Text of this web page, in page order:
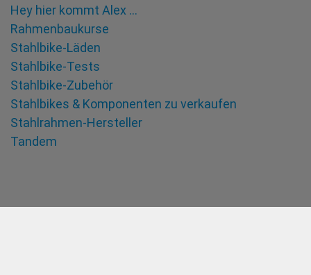
Hey hier kommt Alex …
Rahmenbaukurse
Stahlbike-Läden
Stahlbike-Tests
Stahlbike-Zubehör
Stahlbikes & Komponenten zu verkaufen
Stahlrahmen-Hersteller
Tandem